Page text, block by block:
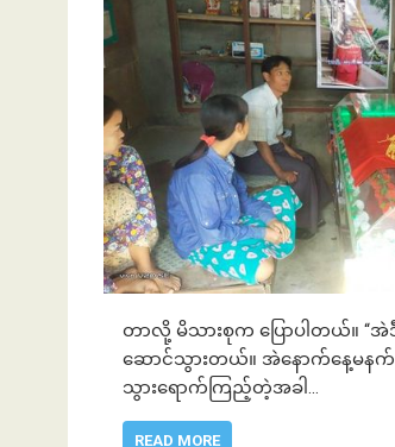
တာလို့ မိသားစုက ပြောပါတယ်။ “အဲ
ဆောင်သွားတယ်။ အဲနောက်နေ့မနက်
သွားရောက်ကြည့်တဲ့အခါ…
READ MORE